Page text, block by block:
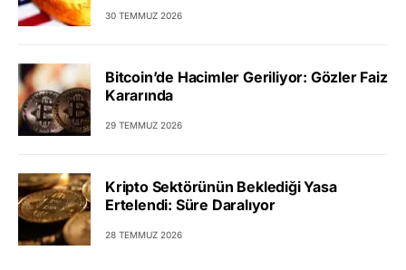
30 TEMMUZ 2026
Bitcoin’de Hacimler Geriliyor: Gözler Faiz
Kararında
29 TEMMUZ 2026
Kripto Sektörünün Beklediği Yasa
Ertelendi: Süre Daralıyor
28 TEMMUZ 2026